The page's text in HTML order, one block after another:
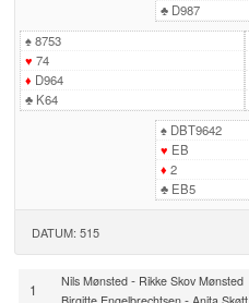
♣D987
♠8753
♥ 74
♦ D964
♣K64
♠DBT9642
♥ EB
♦ 2
♣EB5
DATUM: 515
1 Nils Mønsted- Rikke Skov Mønsted
-